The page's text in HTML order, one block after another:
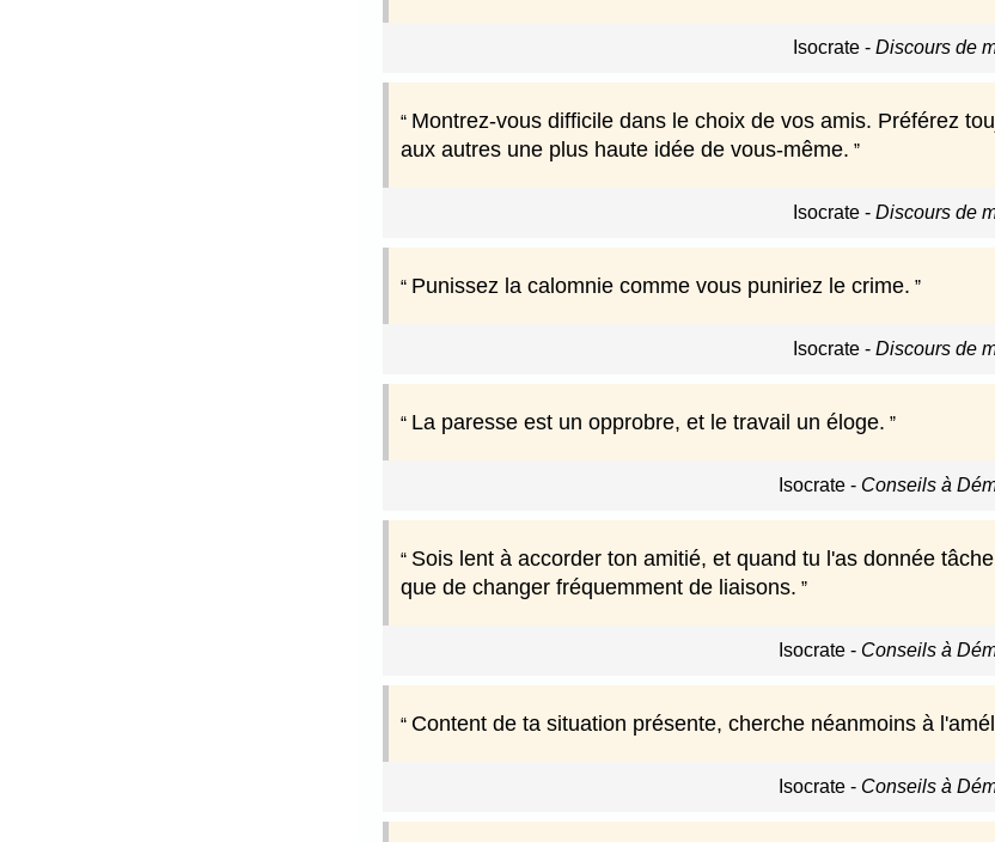
Isocrate- Discours de
Montrez-vous difficile dans le choix de vos amis. Préférez
aux autres une plus haute idée de vous-même.
Isocrate- Discours de
Punissez la calomnie comme vous puniriez le crime.
Isocrate- Discours de
La paresse est un opprobre, et le travail un éloge.
Isocrate - Conseils à
Sois lent à accorder ton amitié, et quand tu l'as donnée
que de changer fréquemment de liaisons.
Isocrate - Conseils à
Content de ta situation présente, cherche néanmoins à
Isocrate - Conseils à